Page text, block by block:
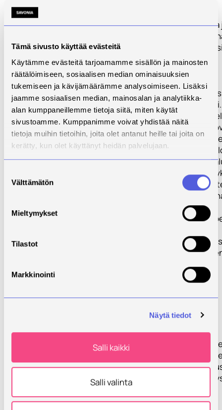
Tämä sivusto käyttää evästeitä
Käytämme evästeitä tarjoamamme sisällön ja mainosten
räätälöimiseen, sosiaalisen median ominaisuuksien
tukemiseen ja kävijämäärämme analysoimiseen. Lisäksi
jaamme sosiaalisen median, mainosalan ja analytiikka-
alan kumppaneillemme tietoja siitä, miten käytät
sivustoamme. Kumppanimme voivat yhdistää näitä
tietoja muihin tietoihin, joita olet antanut heille tai joita on
kerätty, kun olet käyttänyt heidän palvelujaan.
valinta
Välttämätön
Mieltymykset
Tilastot
Markkinointi
Näytä tiedot
Salli kaikki
Salli valinta
mahdollisuuksia
linjattu
kannalta
strategisia
painopisteitä
digitalisaation
toteuttamiseksi.
kohderyhminä
olleet kone-,
ja
Kullekin näistä
on
ajateltu
jonka
huolehtia
ja
opetuksen
optimaalisesta
toteutuksesta
erityisesti
digitalisaation
näkökulmasta.
kuuluu
osana
tehtävänä on
digitalisaation